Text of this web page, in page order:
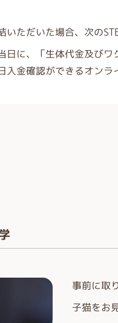
いただいた場合、次の
日に、「生体代金及び
入金確認ができるオンラ
事前に取
子猫をお